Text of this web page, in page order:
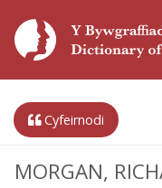
Cyfeirnodi
MORGAN,